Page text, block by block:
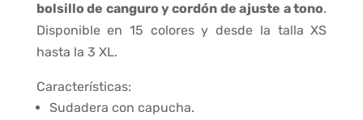
bolsillo de canguro y cordón de ajuste a tono.
Disponible en 15 colores y desde la talla XS
hasta la 3 XL.
Características:
Sudadera con capucha.